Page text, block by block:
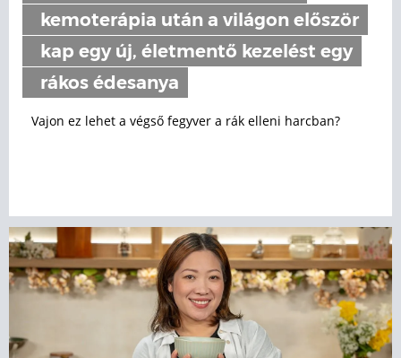
kemoterápia után a világon először
kap egy új, életmentő kezelést egy
rákos édesanya
Vajon ez lehet a végső fegyver a rák elleni harcban?